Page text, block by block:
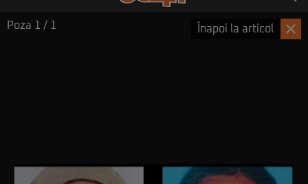
Poza 1 / 1 Înapoi la articol